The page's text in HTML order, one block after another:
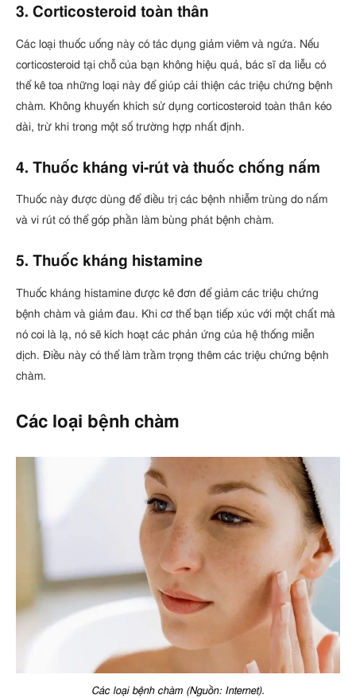
3. Corticosteroid toàn thân
Các loại thuốc uống này có tác dụng giảm viêm và ngứa. Nếu
corticosteroid tại chỗ của bạn không hiệu quả, bác sĩ da liễu có
thể kê toa những loại này để giúp cải thiện các triệu chứng bệnh
chàm. Không khuyến khích sử dụng corticosteroid toàn thân kéo
dài, trừ khi trong một số trường hợp nhất định.
4. Thuốc kháng vi-rút và thuốc chống nấm
Thuốc này được dùng để điều trị các bệnh nhiễm trùng do nấm
và vi rút có thể góp phần làm bùng phát bệnh chàm.
5. Thuốc kháng histamine
Thuốc kháng histamine được kê đơn để giảm các triệu chứng
bệnh chàm và giảm đau. Khi cơ thể bạn tiếp xúc với một chất mà
nó coi là lạ, nó sẽ kích hoạt các phản ứng của hệ thống miễn
dịch. Điều này có thể làm trầm trọng thêm các triệu chứng bệnh
chàm.
Các loại bệnh chàm
Các loại bệnh chàm (Nguồn: Internet).